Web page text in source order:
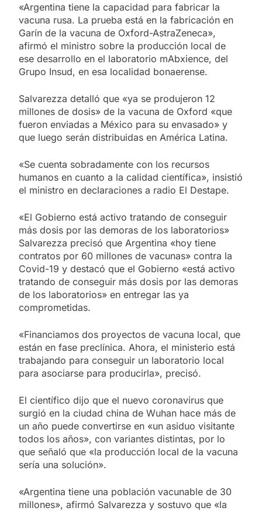
«Argentina tiene la capacidad para fabricar la
vacuna rusa. La prueba está en la fabricación en
Garín de la vacuna de Oxford-AstraZeneca»,
afirmó el ministro sobre la producción local de
ese desarrollo en el laboratorio mAbxience, del
Grupo Insud, en esa localidad bonaerense.
Salvarezza detalló que «ya se produjeron 12
millones de dosis» de la vacuna de Oxford «que
fueron enviadas a México para su envasado» y
que luego serán distribuidas en América Latina.
«Se cuenta sobradamente con los recursos
humanos en cuanto a la calidad científica», insistió
el ministro en declaraciones a radio El Destape.
«El Gobierno está activo tratando de conseguir
más dosis por las demoras de los laboratorios»
Salvarezza precisó que Argentina «hoy tiene
contratos por 60 millones de vacunas» contra la
Covid-19 y destacó que el Gobierno «está activo
tratando de conseguir más dosis por las demoras
de los laboratorios» en entregar las ya
comprometidas.
«Financiamos dos proyectos de vacuna local, que
están en fase preclínica. Ahora, el ministerio está
trabajando para conseguir un laboratorio local
para asociarse para producirla», precisó.
El científico dijo que el nuevo coronavirus que
surgió en la ciudad china de Wuhan hace más de
un año puede convertirse en «un asiduo visitante
todos los años», con variantes distintas, por lo
que señaló que «la producción local de la vacuna
sería una solución».
«Argentina tiene una población vacunable de 30
millones», afirmó Salvarezza y sostuvo que «la